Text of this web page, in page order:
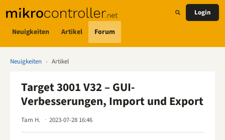
Neuigkeiten Artikel Forum
Login
Neuigkeiten › Artikel
Target 3001 V32 – GUI-
Verbesserungen, Import und Export
Tam H. 2023-07-28 16:46